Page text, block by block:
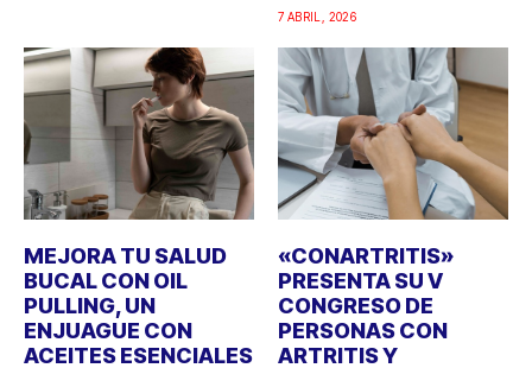
7 ABRIL, 2026
MEJORA TU SALUD
BUCAL CON OIL
PULLING, UN
ENJUAGUE CON
ACEITES ESENCIALES
«CONARTRITIS»
PRESENTA SU V
CONGRESO DE
PERSONAS CON
ARTRITIS Y